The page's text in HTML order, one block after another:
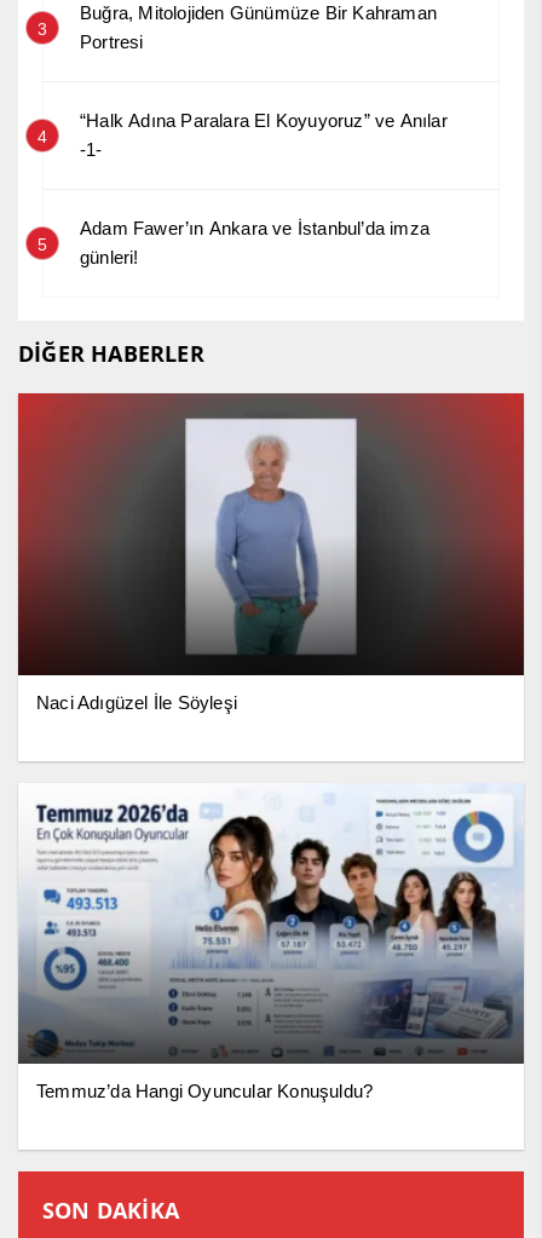
3
Buğra, Mitolojiden Günümüze Bir Kahraman
Portresi
4
“Halk Adına Paralara El Koyuyoruz” ve Anılar
-1-
5
Adam Fawer’ın Ankara ve İstanbul’da imza
günleri!
DİĞER HABERLER
Naci Adıgüzel İle Söyleşi
Temmuz’da Hangi Oyuncular Konuşuldu?
SON DAKİKA